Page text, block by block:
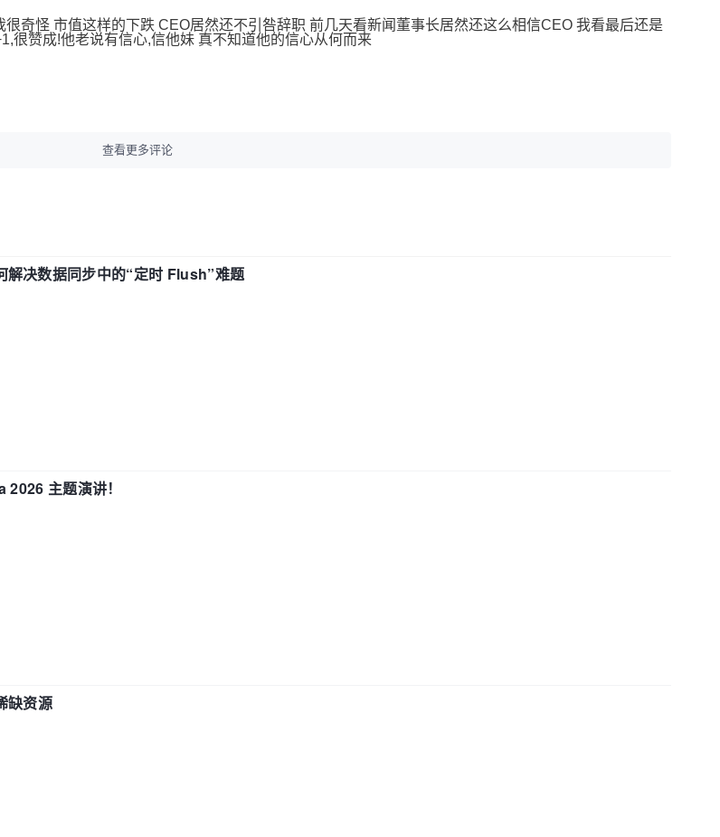
很奇怪 市值这样的下跌 CEO居然还不引咎辞职 前几天看新闻董事长居然还这么相信CEO 我看最后还是
很赞成!他老说有信心,信他妹 真不知道他的信心从何而来
查看更多评论
决数据同步中的“定时 Flush”难题
主题演讲！
缺资源